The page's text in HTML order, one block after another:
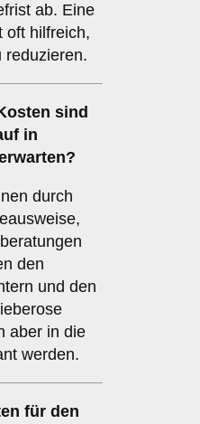
ab. Eine
oft hilfreich,
reduzieren.
sind
in
durch
den
und den
aber in die
werden.
für den